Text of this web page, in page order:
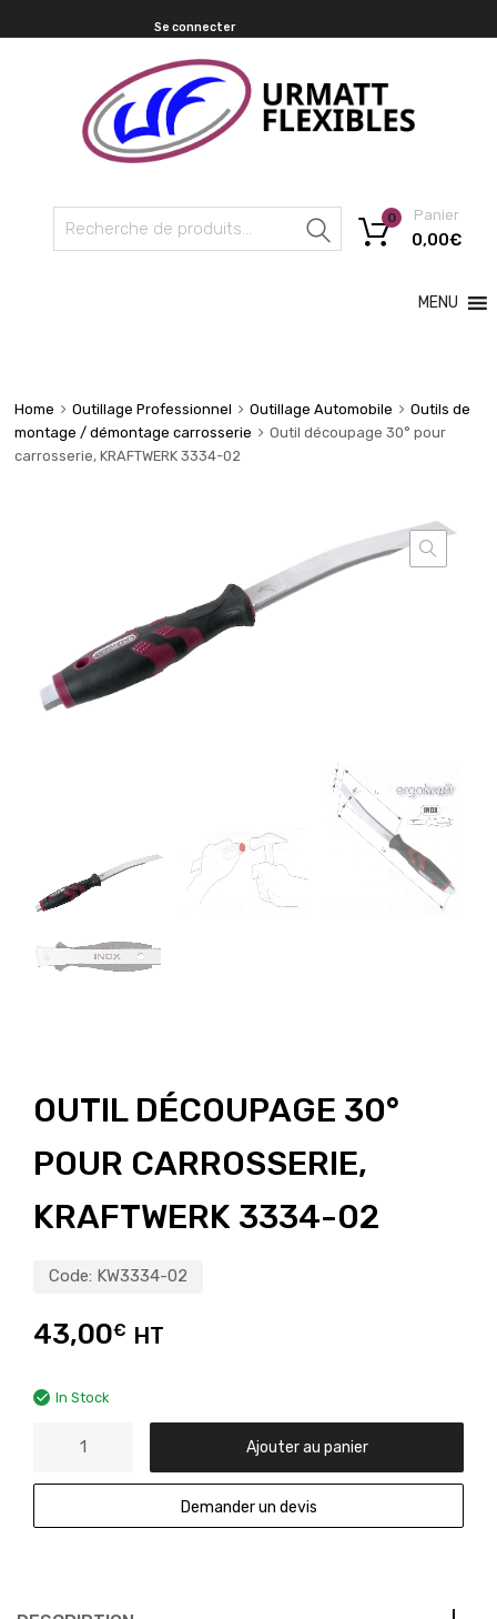
Se connecter
Recherche
Panier
0,00€
0
MENU
Home Outillage Professionnel Outillage Automobile
Outils de
montage / démontage carrosserie
Outil découpage 30° pour
carrosserie, KRAFTWERK 3334-02
OUTIL DÉCOUPAGE 30°
POUR CARROSSERIE,
KRAFTWERK 3334-02
Code: KW3334-02
43,00€ HT
In Stock
Ajouter au panier
Demander un devis